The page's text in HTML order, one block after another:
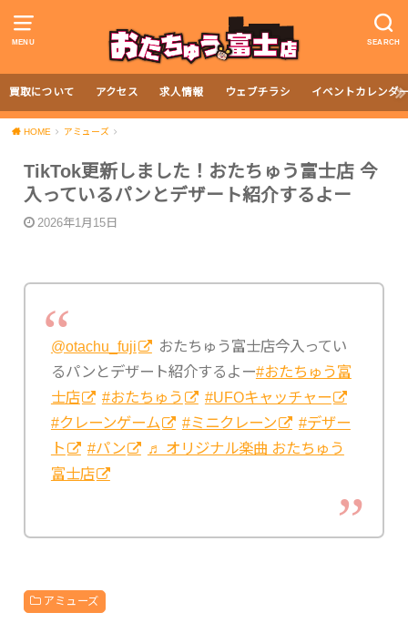
MENU SEARCH
買取について アクセス 求人情報 ウェブチラシ イベントカレンダ
HOME アミューズ
TikTok更新しました！おたちゅう富士店 今
入っているパンとデザート紹介するよー
2026年1月15日
@otachu_fuji
おたちゅう富士店今入ってい
るパンとデザート紹介するよー#おたちゅう富
士店
#おたちゅう
#UFOキャッチャー
#クレーンゲーム
#ミニクレーン
#デザー
ト
#パン
♬ オリジナル楽曲 おたちゅう
富士店
アミューズ